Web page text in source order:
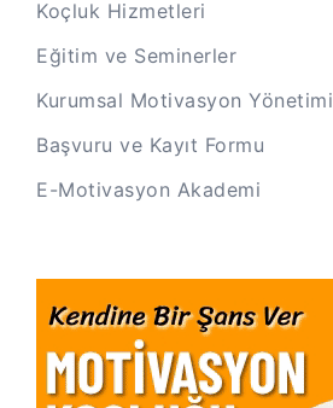
Koçluk Hizmetleri
Eğitim ve Seminerler
Kurumsal Motivasyon Yönetimi
Başvuru ve Kayıt Formu
E-Motivasyon Akademi